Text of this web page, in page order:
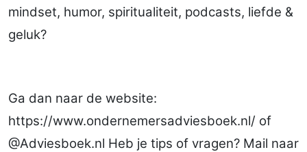
mindset, humor, spiritualiteit, podcasts, liefde &
geluk?
Ga dan naar de website:
https://www.ondernemersadviesboek.nl/ of
@Adviesboek.nl Heb je tips of vragen? Mail naar